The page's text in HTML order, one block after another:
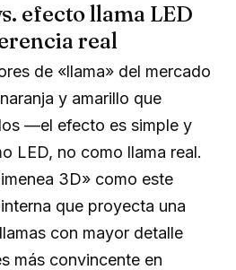
efecto llama LED
real
de «llama» del mercado
y amarillo que
—el efecto es simple y
LED, no como llama real.
3D» como este
que proyecta una
con mayor detalle
más convincente en